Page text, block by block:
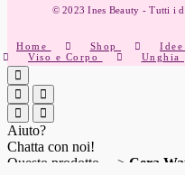
© 2023 Ines Beauty - Tutti i
Home Shop Idee
Viso e Corpo
Unghia
Aiuto?
Chatta con noi!
Questo prodotto —> Cera